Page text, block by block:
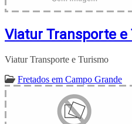
Viatur Transporte e
Viatur Transporte e Turismo
Fretados em Campo Grande